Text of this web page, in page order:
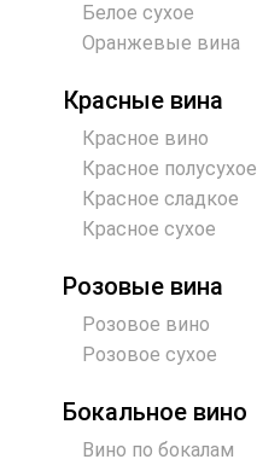
Белое сухое
Оранжевые вина
Красные вина
Красное вино
Красное полусухое
Красное сладкое
Красное сухое
Розовые вина
Розовое вино
Розовое сухое
Бокальное вино
Вино по бокалам